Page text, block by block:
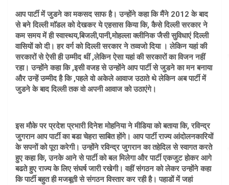
आप पार्टी में जुडने का मकसद साफ है। उन्होंने कहा कि मैंने 2012 के बाद
से बने दिल्ली माॅडल को देखकर ये एहसास किया कि, कैसे दिल्ली सरकार ने
कम समय में ही स्वास्थय,बिजली,पानी,मोहल्ला क्लीनिक जैसी सुविधाएं दिल्ली
वासियों को दी। हर वर्ग को दिल्ली सरकार ने तव्वजो दिया । लेकिन यहां की
सरकारों से ऐसी ही उम्मीद थीं ,लेकिन ऐसा यहां की सरकारों का विजन नहीं
रहा। उन्होंने कहा कि ,इसी वजह से उन्होंने आप पार्टी से जुडने का मन बनाया
और उन्हें उम्मीद है कि ,पहले वो अकेले आवाज उठाते थे लेकिन अब पार्टी में
जुडने के बाद दिल्ली तक वो अपनी आवाज को उठाएंगे।
इस मौके पर प्रदेश प्रभारी दिनेश मोहनिया ने मीडिया को बताया कि, रविन्द्र
जुगरान आप पार्टी का बडा चेहरा साबित होंगे। आप पार्टी राज्य आंदोलनकारियों
के सपनों को पूरा करेगी। उन्होंने रविन्द्र जुगरान का तहेदिल से स्वागत करते
हुए कहा कि, उनके आने से पार्टी को बल मिलेगा और पार्टी एकजुट होकर आगे
बढते हुए राज्य के लिए संघर्ष जारी रखेगी। वहीं संगठन को लेकर उन्होंने कहा
कि पार्टी बहुत ही मजबूती से संगठन विस्तार कर रही है। पहाडों में जहां